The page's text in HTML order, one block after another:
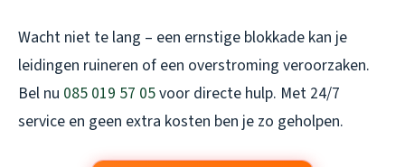
Wacht niet te lang – een ernstige blokkade kan je
leidingen ruineren of een overstroming veroorzaken.
Bel nu 085 019 57 05voor directe hulp. Met 24/7
service en geen extra kosten ben je zo geholpen.